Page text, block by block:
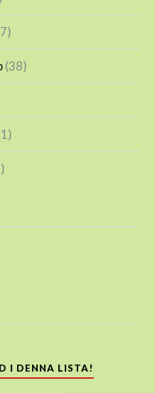
(38)
I DENNA LISTA!